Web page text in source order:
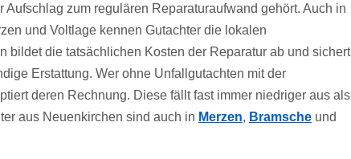
Aufschlag zum regulären Reparaturaufwand gehört. Auch in
und Voltlage kennen Gutachter die lokalen
bildet die tatsächlichen Kosten der Reparatur ab und sichert
Erstattung. Wer ohne Unfallgutachten mit der
deren Rechnung. Diese fällt fast immer niedriger aus als
aus Neuenkirchen sind auch in Merzen, Bramscheund